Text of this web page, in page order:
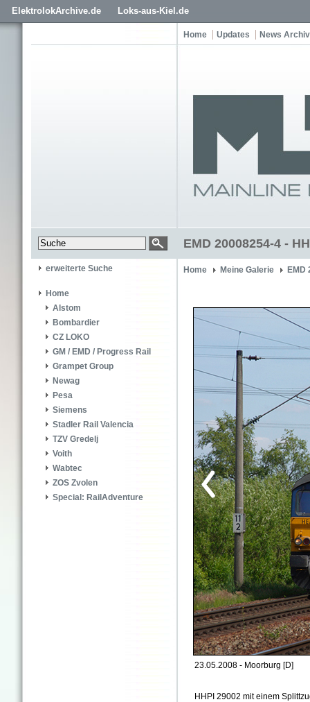
ElektrolokArchive.de Loks-aus-Kiel.de
Home Updates News Archiv
EMD 20008254-4 -
erweiterte Suche
Home
Alstom
Bombardier
CZ LOKO
GM / EMD / Progress Rail
Grampet Group
Newag
Pesa
Siemens
Stadler Rail Valencia
TZV Gredelj
Voith
Wabtec
ZOS Zvolen
Special: RailAdventure
Home Meine Galerie EMD
23.05.2008 - Moorburg [D]
HHPI 29002 mit einem